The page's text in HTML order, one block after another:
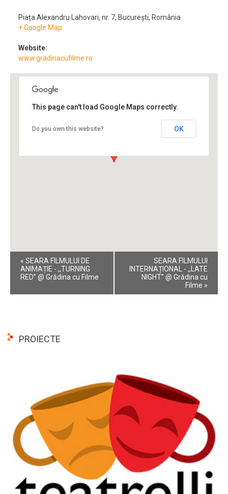
Piața Alexandru Lahovari, nr. 7, București, România
+ Google Map
Website:
www.gradinacufilme.ro
This page can't load Google Maps correctly.
Do you own this website? OK
Event
Navigation
« SEARA FILMULUI DE
ANIMAȚIE - ,,TURNING
RED” @ Grădina cu Filme
SEARA FILMULUI
INTERNAȚIONAL - ,,LATE
NIGHT” @ Grădina cu
Filme »
PROIECTE